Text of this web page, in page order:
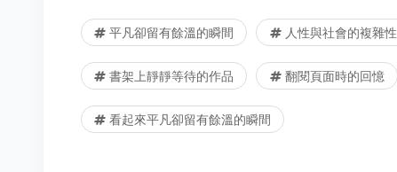
平凡卻留有餘溫的瞬間 人性與社會的複雜性
書架上靜靜等待的作品 翻閱頁面時的回憶
看起來平凡卻留有餘溫的瞬間